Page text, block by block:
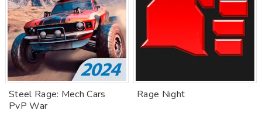
Steel Rage: Mech Cars
PvP War
Rage Night